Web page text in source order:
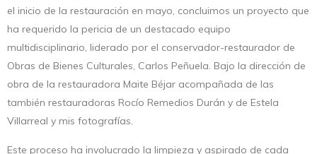
el inicio de la restauración en mayo, concluimos un proyecto que
ha requerido la pericia de un destacado equipo
multidisciplinario, liderado por el conservador-restaurador de
Obras de Bienes Culturales, Carlos Peñuela. Bajo la dirección de
obra de la restauradora Maite Béjar acompañada de las
también restauradoras Rocío Remedios Durán y de Estela
Villarreal y mis fotografías.
Este proceso ha involucrado la limpieza y aspirado de cada